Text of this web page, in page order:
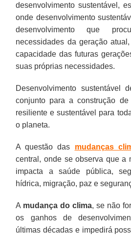
desenvolvimento sustentável,
onde desenvolvimento
desenvolvimento que
necessidades da geração
capacidade das futuras
suas próprias necessidades.
Desenvolvimento sustentável
conjunto para a construção
resiliente e sustentável para
o planeta.
A questão das mudanças
central, onde se observa que a
impacta a saúde pública,
hídrica, migração, paz e
A mudança do clima, se não
os ganhos de
últimas décadas e impedirá